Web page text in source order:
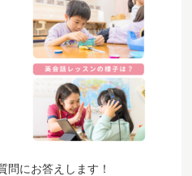
問にお答えします！